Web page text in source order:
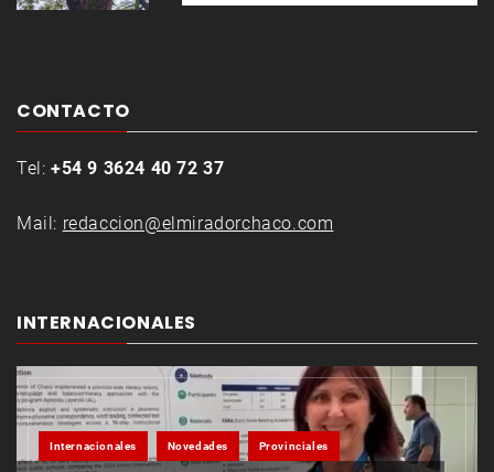
CONTACTO
Tel: +54 9 3624 40 72 37
Mail: redaccion@elmiradorchaco.com
INTERNACIONALES
Internacionales Novedades Provinciales